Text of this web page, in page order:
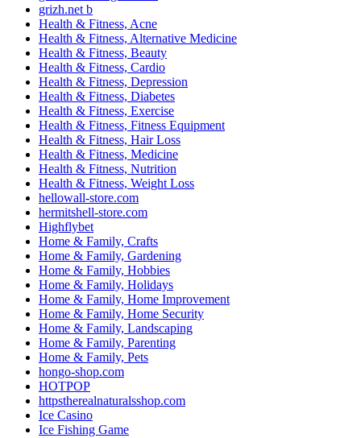
grizh.net b
Health & Fitness, Acne
Health & Fitness, Alternative Medicine
Health & Fitness, Beauty
Health & Fitness, Cardio
Health & Fitness, Depression
Health & Fitness, Diabetes
Health & Fitness, Exercise
Health & Fitness, Fitness Equipment
Health & Fitness, Hair Loss
Health & Fitness, Medicine
Health & Fitness, Nutrition
Health & Fitness, Weight Loss
hellowall-store.com
hermitshell-store.com
Highflybet
Home & Family, Crafts
Home & Family, Gardening
Home & Family, Hobbies
Home & Family, Holidays
Home & Family, Home Improvement
Home & Family, Home Security
Home & Family, Landscaping
Home & Family, Parenting
Home & Family, Pets
hongo-shop.com
HOTPOP
httpstherealnaturalsshop.com
Ice Casino
Ice Fishing Game